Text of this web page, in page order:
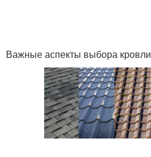
Важные аспекты выбора кровли